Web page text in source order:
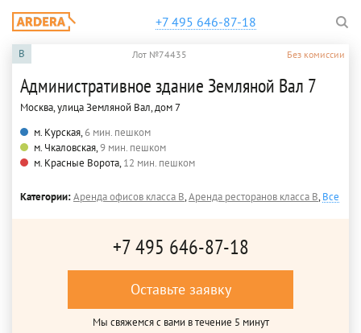
+7 495 646-87-18
B Лот №74435 Без комиссии
Административное здание Земляной Вал 7
Москва, улица Земляной Вал, дом 7
м. Курская,6 мин. пешком
м. Чкаловская,9 мин. пешком
м. Красные Ворота,12 мин. пешком
Категории:Аренда офисов класса B,Аренда ресторанов класса B,Все
+7 495 646-87-18
Оставьте заявку
Мы свяжемся с вами в течение 5 минут